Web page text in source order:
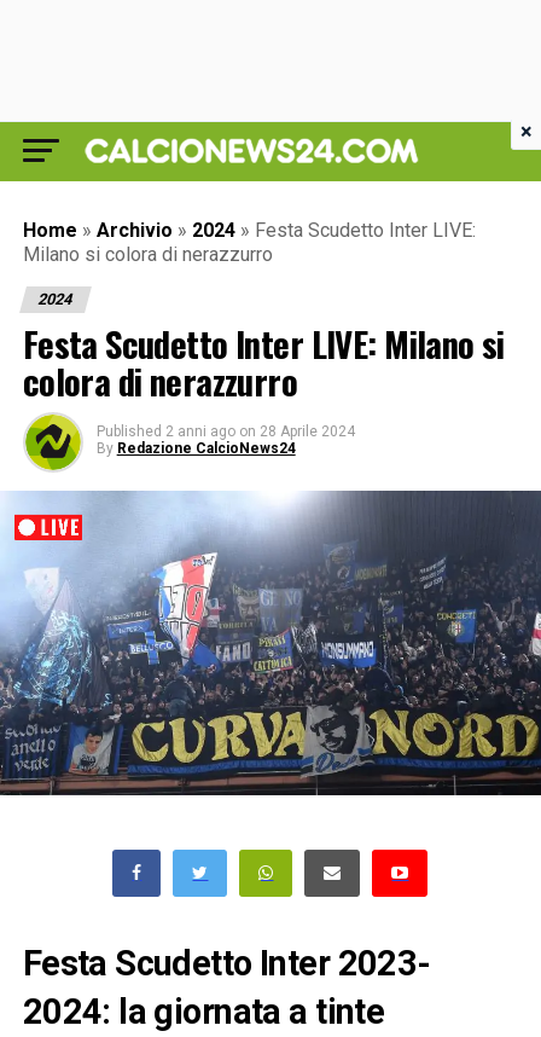
Home » Archivio » 2024 » Festa Scudetto Inter LIVE:
Milano si colora di nerazzurro
2024
Festa Scudetto Inter LIVE: Milano si
colora di nerazzurro
Published 2 anni ago on 28 Aprile 2024
By Redazione CalcioNews24
Festa Scudetto Inter 2023-
2024: la giornata a tinte
×